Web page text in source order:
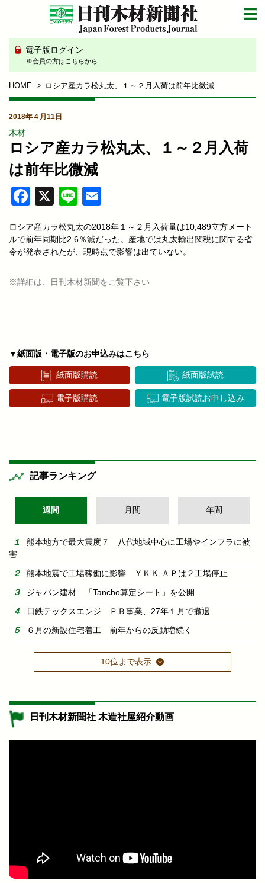
電子版ログイン
※会員の方はこちらから
HOME ロシア産カラ松丸太、１～２月入荷は前年比微減
2018年４月11日
木材
ロシア産カラ松丸太、１～２月入荷
は前年比微減
Facebook
X Line
ロシア産カラ松丸太の2018年１～２月入荷量は10,489立方メート
ルで前年同期比2.6％減だった。産地では丸太輸出関税に関する省
令が発表されたが、現時点で影響は出ていない。
※詳細は、日刊木材新聞をご覧下さい
▼紙面版・電子版のお申込みはこちら
紙面版購読 紙面版試読
電子版購読 電子版試読お申し込み
記事ランキング
週間 月間 年間
熊本地方で最大震度７ 八代地域中心に工場やインフラに被
害
熊本地震で工場稼働に影響 ＹＫＫ ＡＰは２工場停止
ジャパン建材 「Tancho算定シート」を公開
日鉄テックスエンジ ＰＢ事業、27年１月で撤退
６月の新設住宅着工 前年からの反動増続く
10位まで表示
日刊木材新聞社 木造社屋紹介動画